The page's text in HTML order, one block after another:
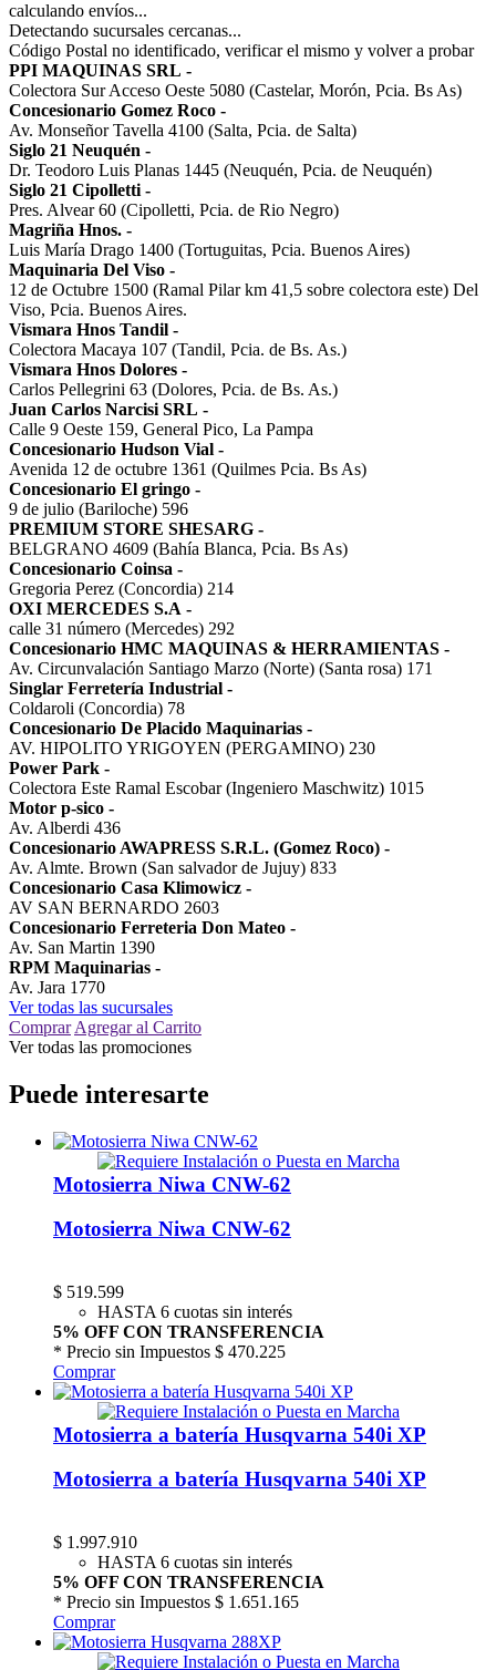
calculando envíos...
Detectando sucursales cercanas...
Código Postal no identificado, verificar el mismo y volver a probar
PPI MAQUINAS SRL -
Colectora Sur Acceso Oeste 5080 (Castelar, Morón, Pcia. Bs As)
Concesionario Gomez Roco -
Av. Monseñor Tavella 4100 (Salta, Pcia. de Salta)
Siglo 21 Neuquén -
Dr. Teodoro Luis Planas 1445 (Neuquén, Pcia. de Neuquén)
Siglo 21 Cipolletti -
Pres. Alvear 60 (Cipolletti, Pcia. de Rio Negro)
Magriña Hnos. -
Luis María Drago 1400 (Tortuguitas, Pcia. Buenos Aires)
Maquinaria Del Viso -
12 de Octubre 1500 (Ramal Pilar km 41,5 sobre colectora este) Del
Viso, Pcia. Buenos Aires.
Vismara Hnos Tandil -
Colectora Macaya 107 (Tandil, Pcia. de Bs. As.)
Vismara Hnos Dolores -
Carlos Pellegrini 63 (Dolores, Pcia. de Bs. As.)
Juan Carlos Narcisi SRL -
Calle 9 Oeste 159, General Pico, La Pampa
Concesionario Hudson Vial -
Avenida 12 de octubre 1361 (Quilmes Pcia. Bs As)
Concesionario El gringo -
9 de julio (Bariloche) 596
PREMIUM STORE SHESARG -
BELGRANO 4609 (Bahía Blanca, Pcia. Bs As)
Concesionario Coinsa -
Gregoria Perez (Concordia) 214
OXI MERCEDES S.A -
calle 31 número (Mercedes) 292
Concesionario HMC MAQUINAS & HERRAMIENTAS -
Av. Circunvalación Santiago Marzo (Norte) (Santa rosa) 171
Singlar Ferretería Industrial -
Coldaroli (Concordia) 78
Concesionario De Placido Maquinarias -
AV. HIPOLITO YRIGOYEN (PERGAMINO) 230
Power Park -
Colectora Este Ramal Escobar (Ingeniero Maschwitz) 1015
Motor p-sico -
Av. Alberdi 436
Concesionario AWAPRESS S.R.L. (Gomez Roco) -
Av. Almte. Brown (San salvador de Jujuy) 833
Concesionario Casa Klimowicz -
AV SAN BERNARDO 2603
Concesionario Ferreteria Don Mateo -
Av. San Martin 1390
RPM Maquinarias -
Av. Jara 1770
Ver todas las sucursales
Comprar Agregar al Carrito
Ver todas las promociones
Puede interesarte
Motosierra Niwa CNW-62
Motosierra Niwa CNW-62
$ 519.599
HASTA 6 cuotas sin interés
5% OFF CON TRANSFERENCIA
* Precio sin Impuestos $ 470.225
Comprar
Motosierra a batería Husqvarna 540i XP
Motosierra a batería Husqvarna 540i XP
$ 1.997.910
HASTA 6 cuotas sin interés
5% OFF CON TRANSFERENCIA
* Precio sin Impuestos $ 1.651.165
Comprar